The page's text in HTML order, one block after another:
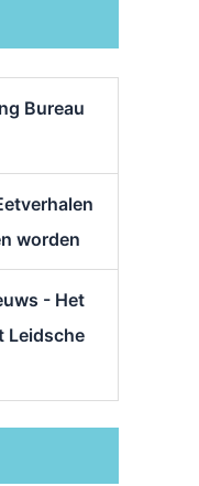
Bureau
worden
- Het
Leidsche